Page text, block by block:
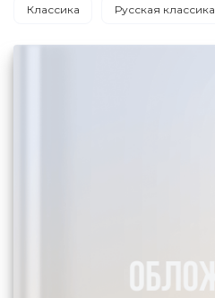
Классика Русская классика